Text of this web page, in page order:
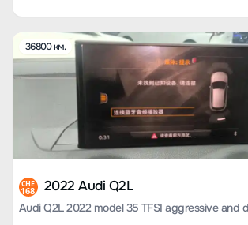
36800 км.
CHE
168 2022 Audi Q2L
Audi Q2L 2022 model 35 TFSI aggressive and